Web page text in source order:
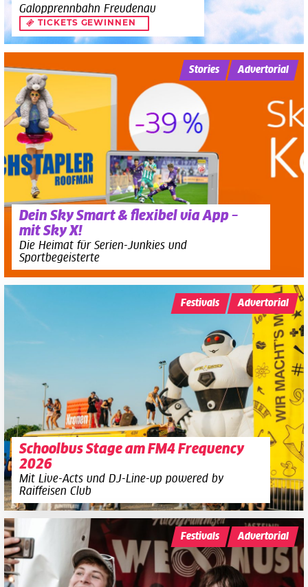
Galopprennbahn Freudenau
TICKETS GEWINNEN
Dein Sky Smart & flexibel via App –
mit Sky X!
Die Heimat für Serien-Junkies und
Sportbegeisterte
Stories Advertorial
Schoolbus Stage am FM4 Frequency
2026
Mit Live-Acts und DJ-Line-up powered by
Raiffeisen Club
Festivals Advertorial
Festivals Advertorial